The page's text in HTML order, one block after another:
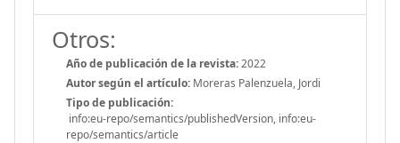
Otros:
Año de publicación de la revista:2022
Autor según el artículo: Moreras Palenzuela, Jordi
Tipo de publicación:
info:eu-repo/semantics/publishedVersion, info:eu-
repo/semantics/article